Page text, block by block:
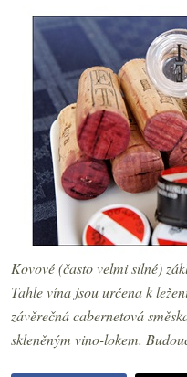
Kovové (často velmi silné)
Tahle vína jsou určena k
závěrečná cabernetová
skleněným vino-lokem.